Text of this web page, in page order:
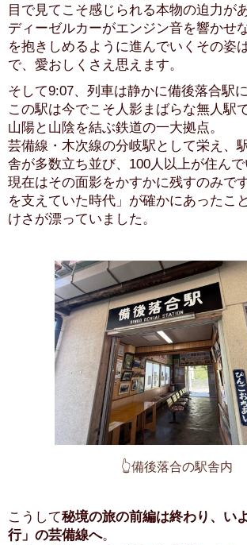
目で見てこそ感じられる本物の迫力が
ディーゼルカーがエンジン音を響かせ
を抱きしめるように進んでいくその姿
で、愛おしくさえ思えます。
そして9:07、列車は静かに備後落合駅
この駅は今でこそ人影まばらな無人駅
山陽と山陰を結ぶ鉄道の一大拠点。
芸備線・木次線の分岐駅として栄え、
舎が多数立ち並び、100人以上が住んで
現在はその面影をかすかに残すのみで
を支えていた時代」が確かにあったこ
けさが漂っていました。
👆備後落合の駅舎内
こうして秘境の旅の前編は終わり、い
行」の芸備線へ。